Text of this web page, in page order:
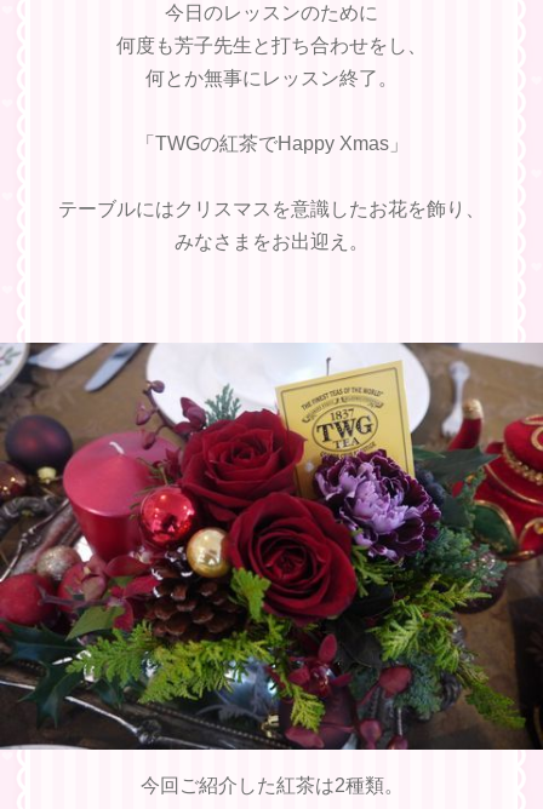
今日のレッスンのために
何度も芳子先生と打ち合わせをし、
何とか無事にレッスン終了。
「TWGの紅茶でHappy Xmas」
テーブルにはクリスマスを意識したお花を飾り、
みなさまをお出迎え。
今回ご紹介した紅茶は2種類。